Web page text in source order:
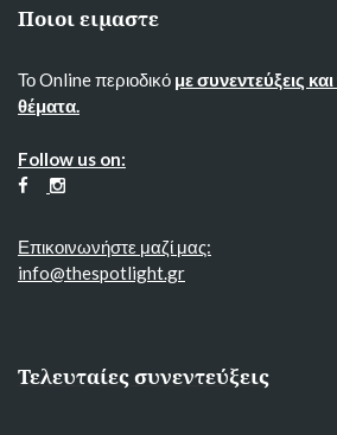
Ποιοι ειμαστε
Το Online περιοδικό με συνεντεύξεις
θέματα.
Follow us on:
Επικοινωνήστε μαζί μας:
info@thespotlight.gr
Τελευταίες συνεντεύξεις